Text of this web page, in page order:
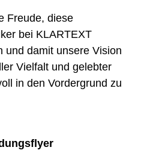
Freude, diese
bei KLARTEXT
und damit unsere Vision
Vielfalt und gelebter
in den Vordergrund zu